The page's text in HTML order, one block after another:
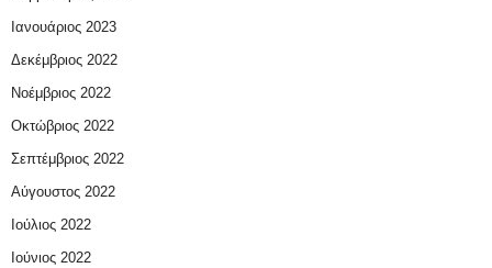
Ιανουάριος 2023
Δεκέμβριος 2022
Νοέμβριος 2022
Οκτώβριος 2022
Σεπτέμβριος 2022
Αύγουστος 2022
Ιούλιος 2022
Ιούνιος 2022